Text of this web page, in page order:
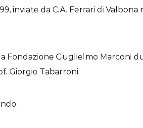
inviate da C.A. Ferrari di
Fondazione Guglielmo Marconi
Giorgio Tabarroni.